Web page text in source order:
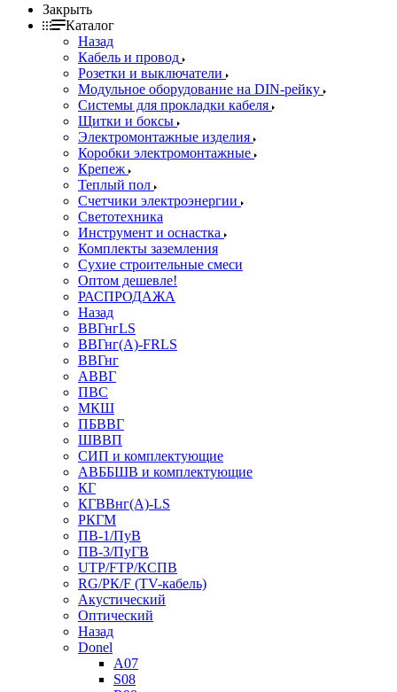
Закрыть
Каталог
Назад
Кабель и провод
Розетки и выключатели
Модульное оборудование на DIN-рейку
Системы для прокладки кабеля
Щитки и боксы
Электромонтажные изделия
Коробки электромонтажные
Крепеж
Теплый пол
Счетчики электроэнергии
Светотехника
Инструмент и оснастка
Комплекты заземления
Сухие строительные смеси
Оптом дешевле!
РАСПРОДАЖА
Назад
ВВГнгLS
ВВГнг(А)-FRLS
ВВГнг
АВВГ
ПВС
МКШ
ПБВВГ
ШВВП
СИП и комплектующие
АВББШВ и комплектующие
КГ
КГВВнг(А)-LS
РКГМ
ПВ-1/ПуВ
ПВ-3/ПуГВ
UTP/FTP/КСПВ
RG/РК/F (TV-кабель)
Акустический
Оптический
Назад
Donel
A07
S08